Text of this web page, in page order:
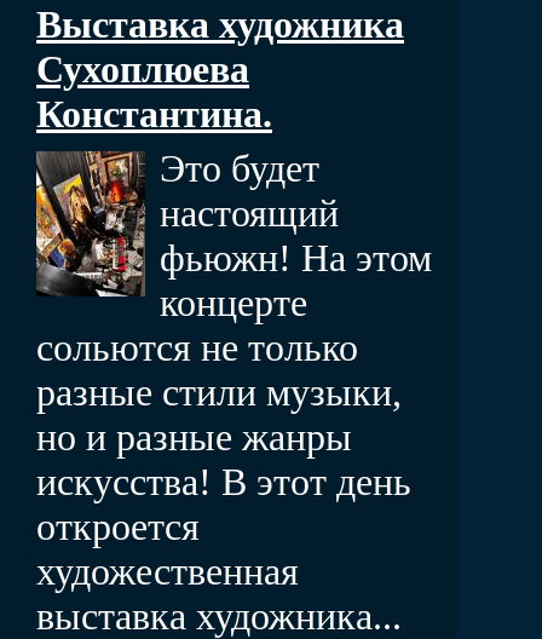
Выставка художника
Сухоплюева
Константина.
Это будет
настоящий
фьюжн! На этом
концерте
сольются не только
разные стили музыки,
но и разные жанры
искусства! В этот день
откроется
художественная
выставка художника...